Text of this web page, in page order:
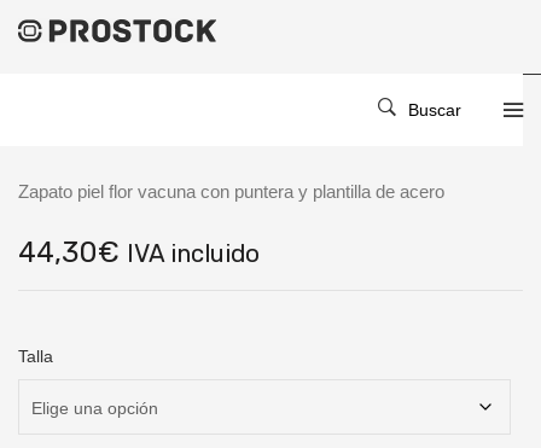
Buscar
Zapato piel flor vacuna con puntera y plantilla de acero
44,30€ IVA incluido
Talla